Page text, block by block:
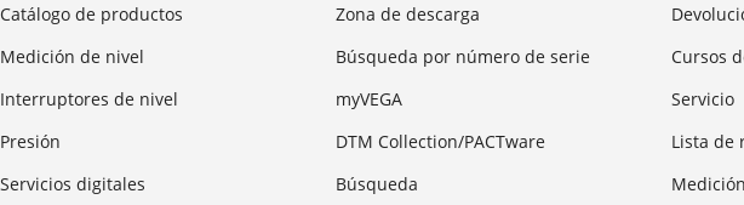
Catálogo de productos
Medición de nivel
Interruptores de nivel
Presión
Servicios digitales
Zona de descarga
Búsqueda por número de serie
myVEGA
DTM Collection/PACTware
Búsqueda
Cursos
Servicio
Lista de